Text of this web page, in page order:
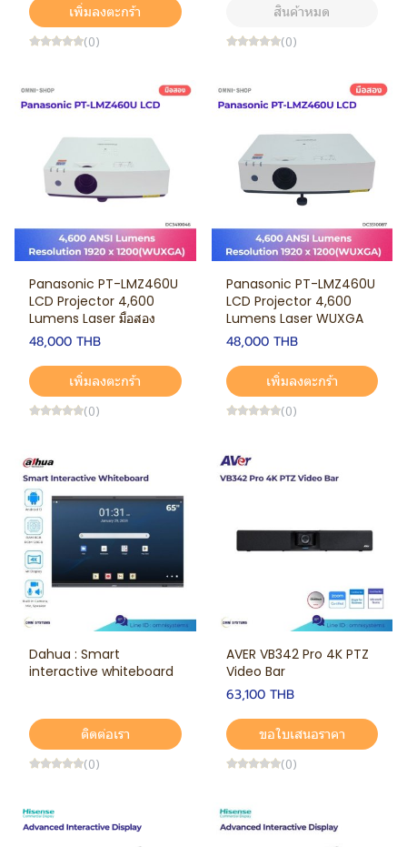
เพิ่มลงตะกร้า
(0)
สินค้าหมด
(0)
Panasonic PT-LMZ460U
LCD Projector 4,600
Lumens Laser มือสอง
48,000 THB
เพิ่มลงตะกร้า
(0)
Panasonic PT-LMZ460U
LCD Projector 4,600
Lumens Laser WUXGA
48,000 THB
เพิ่มลงตะกร้า
(0)
Dahua : Smart
interactive whiteboard
ติดต่อเรา
(0)
AVER VB342 Pro 4K PTZ
Video Bar
63,100 THB
ขอใบเสนอราคา
(0)